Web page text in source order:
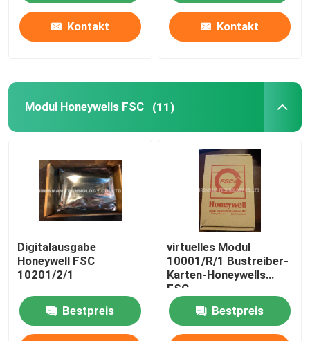
Kontakt Kontakt
Modul Honeywells FSC (11)
Digitalausgabe
Honeywell FSC
10201/2/1
Bestpreis
virtuelles Modul
10001/R/1 Bustreiber-
Karten-Honeywells
FSC,
Modul-veraltete Teile
Bestpreis